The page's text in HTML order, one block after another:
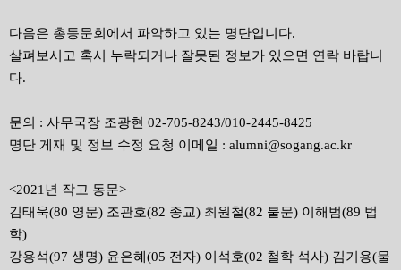
다음은 총동문회에서 파악하고 있는 명단입니다.
살펴보시고 혹시 누락되거나 잘못된 정보가 있으면 연락 바랍니
다.
문의 : 사무국장 조광현 02-705-8243/010-2445-8425
명단 게재 및 정보 수정 요청 이메일 : alumni@sogang.ac.kr
<2021년 작고 동문>
김태욱(80 영문) 조관호(82 종교) 최원철(82 불문) 이해범(89 법
학)
강용석(97 생명) 윤은혜(05 전자) 이석호(02 철학 석사) 김기용(물